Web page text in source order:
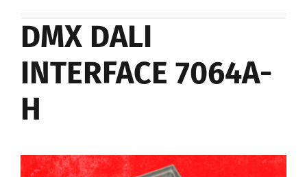
DMX DALI
INTERFACE 7064A-
H